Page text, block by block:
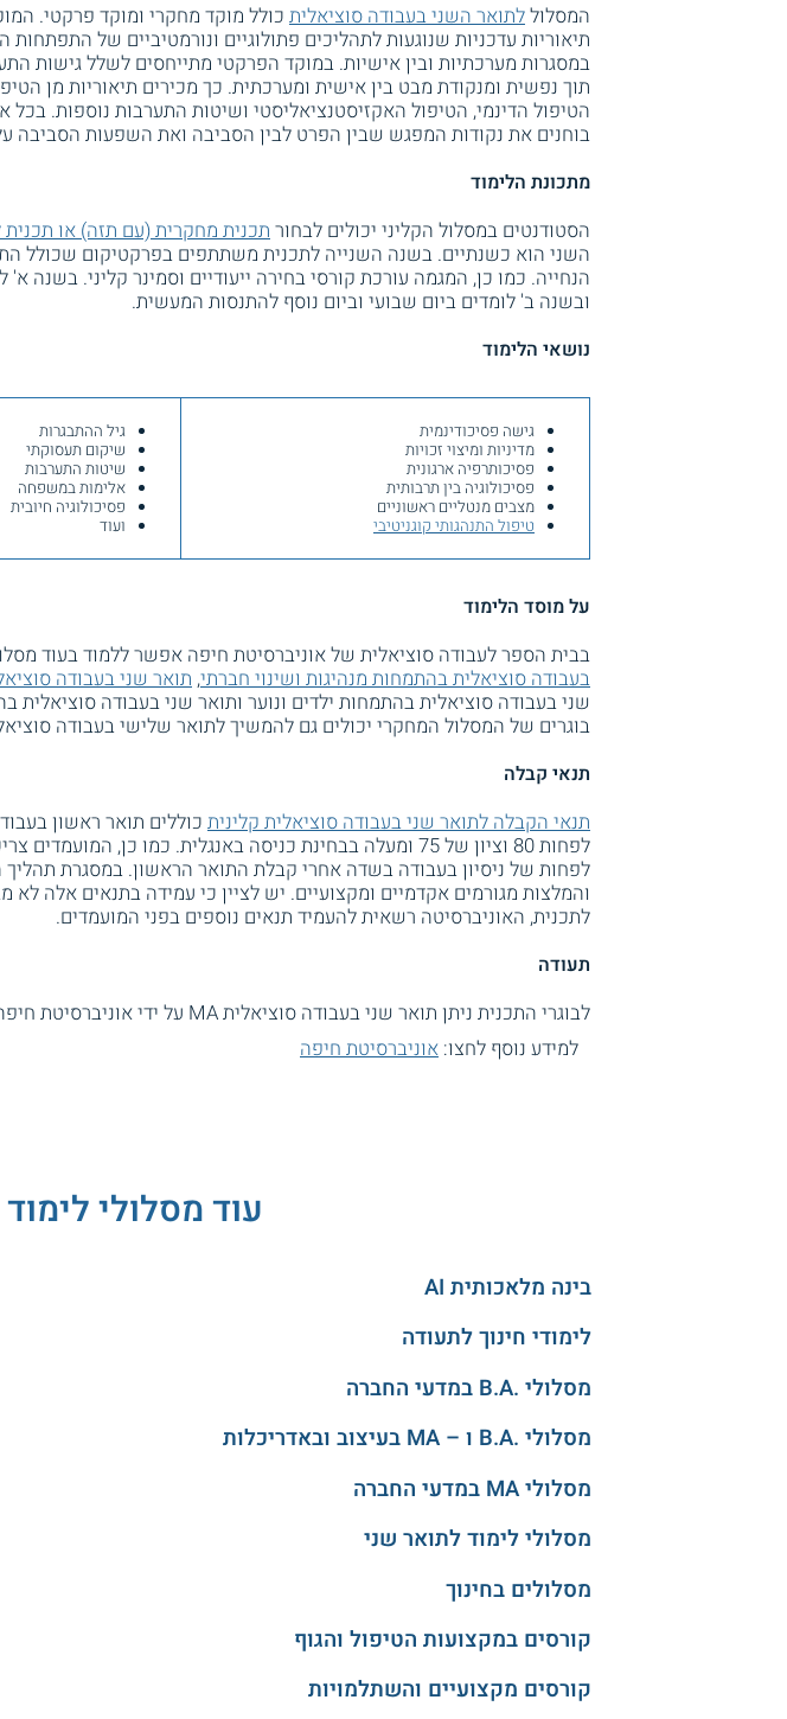
המסלוללתואר השני בעבודה סוציאלית כולל מוקד מחקרי ומוקד פרקטי.
תיאוריות עדכניות שנוגעות לתהליכים פתולוגיים ונורמטיביים של התפתחות
במסגרות מערכתיות ובין אישיות. במוקד הפרקטי מתייחסים לשלל גישות
תוך נפשית ומנקודת מבט בין אישית ומערכתית. כך מכירים תיאוריות מן
הטיפול הדינמי, הטיפול האקזיסטנציאליסטי ושיטות התערבות נוספות.
בוחנים את נקודות המפגש שבין הפרט לבין הסביבה ואת השפעות הסביבה
מתכונת הלימוד
הסטודנטים במסלול הקליני יכולים לבחורתכנית מחקרית (עם תזה) או
השני הוא כשנתיים. בשנה השנייה לתכנית משתתפים בפרקטיקום שכולל
הנחייה. כמו כן, המגמה עורכת קורסי בחירה ייעודיים וסמינר קליני. בשנה
ובשנה ב' לומדים ביום שבועי וביום נוסף להתנסות המעשית.
נושאי הלימוד
גישה פסיכודינמית
מדיניות ומיצוי זכויות
פסיכותרפיה ארגונית
פסיכולוגיה בין תרבותית
מצבים מנטליים ראשוניים
טיפול התנהגותי קוגניטיבי
גיל ההתבגרות
שיקום תעסוקתי
שיטות התערבות
אלימות במשפחה
פסיכולוגיה חיובית
ועוד
על מוסד הלימוד
בבית הספר לעבודה סוציאלית של אוניברסיטת חיפה אפשר ללמוד בעוד
בעבודה סוציאלית בהתמחות מנהיגות ושינוי חברתי, תואר שני בעבודה
שני בעבודה סוציאלית בהתמחות ילדים ונוער ותואר שני בעבודה סוציאלית
בוגרים של המסלול המחקרי יכולים גם להמשיך לתואר שלישי בעבודה
תנאי קבלה
תנאי הקבלה לתואר שני בעבודה סוציאלית קליניתכוללים תואר ראשון
לפחות 80 וציון של 75 ומעלה בבחינת כניסה באנגלית. כמו כן,
לפחות של ניסיון בעבודה בשדה אחרי קבלת התואר הראשון. במסגרת תהליך
והמלצות מגורמים אקדמיים ומקצועיים. יש לציין כי עמידה בתנאים אלה
לתכנית, האוניברסיטה רשאית להעמיד תנאים נוספים בפני המועמדים.
תעודה
לבוגרי התכנית ניתן תואר שני בעבודה סוציאלית MA על ידי אוניברסיטת חיפה.
למידע נוסף לחצו: אוניברסיטת חיפה
עוד מסלולי
בינה מלאכותית AI
לימודי חינוך לתעודה
מסלולי .B.A במדעי החברה
מסלולי .B.A ו – MA בעיצוב ובאדריכלות
מסלולי MA במדעי החברה
מסלולי לימוד לתואר שני
מסלולים בחינוך
קורסים במקצועות הטיפול והגוף
קורסים מקצועיים והשתלמויות